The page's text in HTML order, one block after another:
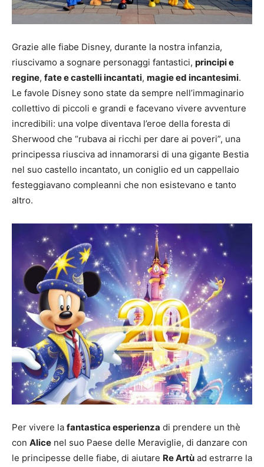
Grazie alle fiabe Disney, durante la nostra infanzia,
riuscivamo a sognare personaggi fantastici, principi e
regine, fate e castelli incantati, magie ed incantesimi.
Le favole Disney sono state da sempre nell’immaginario
collettivo di piccoli e grandi e facevano vivere avventure
incredibili: una volpe diventava l’eroe della foresta di
Sherwood che “rubava ai ricchi per dare ai poveri”, una
principessa riusciva ad innamorarsi di una gigante Bestia
nel suo castello incantato, un coniglio ed un cappellaio
festeggiavano compleanni che non esistevano e tanto
altro.
Per vivere la fantastica esperienza di prendere un thè
con Alice nel suo Paese delle Meraviglie, di danzare con
le principesse delle fiabe, di aiutare Re Artù ad estrarre la